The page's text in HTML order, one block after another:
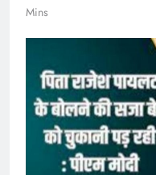
Mins